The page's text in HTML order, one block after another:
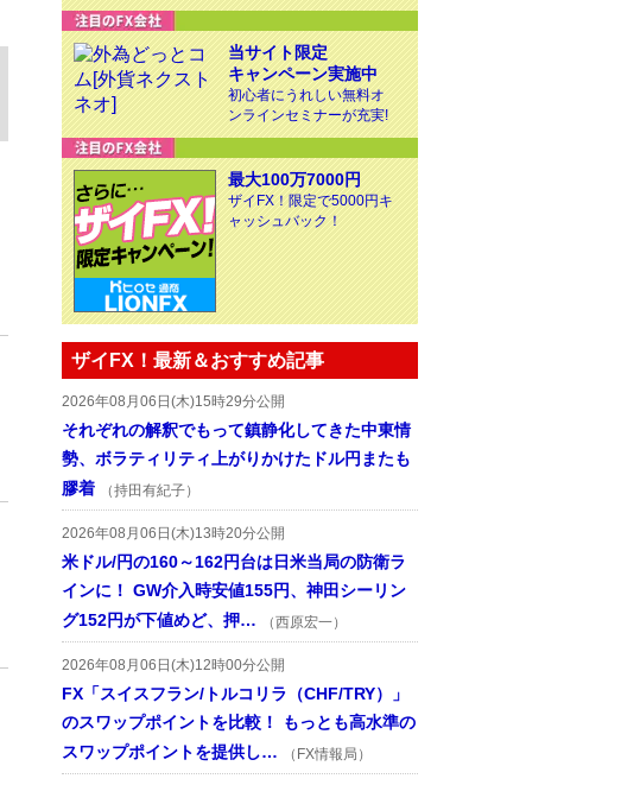
当サイト限定
キャンペーン実施中
初心者にうれしい無料オ
ンラインセミナーが充実!
最大100万7000円
ザイFX！限定で5000円キ
ャッシュバック！
ザイFX！最新＆おすすめ記事
2026年08月06日(木)15時29分公開
それぞれの解釈でもって鎮静化してきた中東情
勢、ボラティリティ上がりかけたドル円またも
膠着
（持田有紀子）
2026年08月06日(木)13時20分公開
米ドル/円の160～162円台は日米当局の防衛ラ
インに！ GW介入時安値155円、神田シーリン
グ152円が下値めど、押…
（西原宏一）
2026年08月06日(木)12時00分公開
FX「スイスフラン/トルコリラ（CHF/TRY）」
のスワップポイントを比較！ もっとも高水準の
スワップポイントを提供し…
（FX情報局）